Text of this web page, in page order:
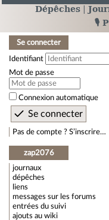
Dépêches
🎙️
Se connecter
Identifiant
Mot de passe
Connexion automatique
Pas de compte ? S’inscrire…
zap2076
journaux
dépêches
liens
messages sur les forums
entrées du suivi
ajouts au wiki